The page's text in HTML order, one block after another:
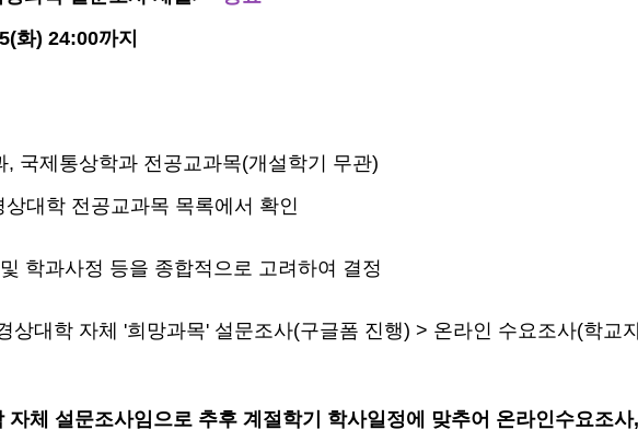
화) 24:00까지
국제통상학과 전공교과목(개설학기 무관)
대학 전공교과목 목록에서 확인
학과사정 등을 종합적으로 고려하여 결정
상대학 자체 '희망과목' 설문조사(구글폼 진행) > 온라인 수요조사(학교
자체 설문조사임으로 추후 계절학기 학사일정에 맞추어 온라인수요조